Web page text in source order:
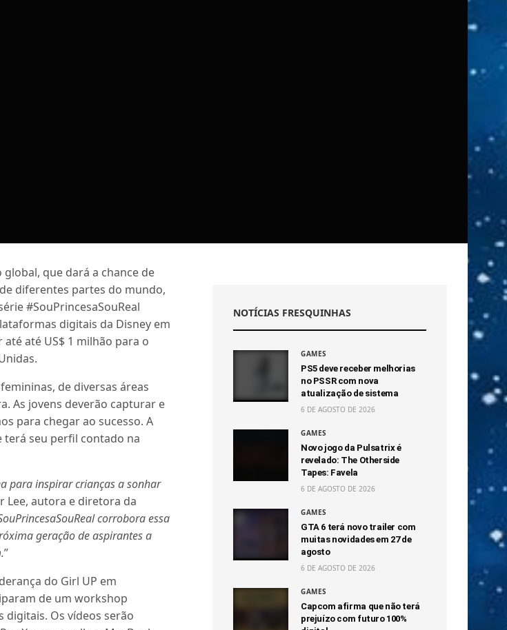
que dará a chance de
diferentes partes do mundo,
#SouPrincesaSouReal
digitais da Disney em
até US$ 1 milhão para o
de diversas áreas
As jovens deverão capturar e
para chegar ao sucesso. A
terá seu perfil contado na
para inspirar crianças a sonhar
Lee, autora e diretora da
corrobora essa
geração de aspirantes a
”
do Girl UP em
de um workshop
Os vídeos serão
NOTÍCIAS FRESQUINHAS
GAMES
PS5 deve receber melhorias
no PSSR com nova
atualização de sistema
6 DE AGOSTO DE 2026
GAMES
Novo jogo da Pulsatrix é
revelado: The Otherside
Tapes: Favela
6 DE AGOSTO DE 2026
GAMES
GTA 6 terá novo trailer com
muitas novidades em 27 de
agosto
6 DE AGOSTO DE 2026
GAMES
Capcom afirma que não terá
prejuízo com futuro 100%